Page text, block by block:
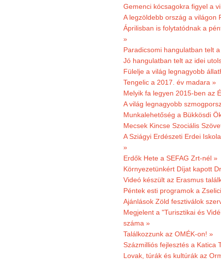
Gemenci kócsagokra figyel a
A legzöldebb ország a világon
Áprilisban is folytatódnak a
»
Paradicsomi hangulatban telt
Jó hangulatban telt az idei
Fülelje a világ legnagyobb
Tengelic a 2017. év madara »
Melyik fa legyen 2015-ben az
A világ legnagyobb
Munkalehetőség a Bükkösdi
Mecsek Kincse Szociális
A Sziágyi Erdészeti Erdei
»
Erdők Hete a SEFAG Zrt-nél »
Környezetünkért Díjat kapott
Videó készült az Erasmus
Péntek esti programok a
Ajánlások Zöld fesztiválok
Megjelent a "Turisztikai és
száma »
Találkozzunk az OMÉK-on! »
Százmilliós fejlesztés a Katica
Lovak, túrák és kultúrák az